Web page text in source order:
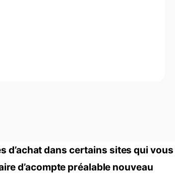
d’achat dans certains sites qui vous
d’acompte préalable nouveau